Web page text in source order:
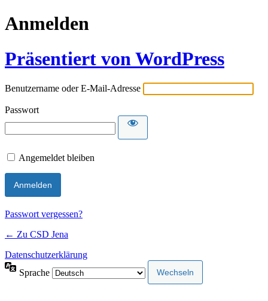
Anmelden
Präsentiert von WordPress
Benutzername oder E-Mail-Adresse
Passwort
Angemeldet bleiben
Passwort vergessen?
← Zu CSD Jena
Datenschutzerklärung
Sprache